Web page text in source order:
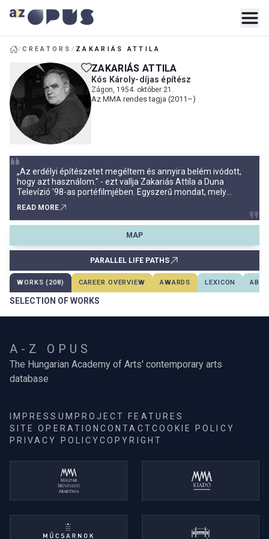
/CREATORS / ZAKARIÁS ATTILA
ZAKARIÁS ATTILA
Kós Károly-díjas építész
Zágon, 1954. október 21.
Az MMA rendes tagja (2011–)
„Az erdélyi építészetet megéltem és annyira belém ivódott,
hogy azt használom." - ezt vallja Zakariás Attila a Duna
Televízió '98-as portéfilmjében. Egyszerű mondat, mely
lényegét, úgy annak jellegében, mint abban a szerény,
majdhogynem alázatos felismerésben, hogy művészetének
READ MORE
MAP
PARALLEL LIFE PATHS
WORKS (208) CAREER OVERVIEW AWARDS LEXICON
SELECTION OF WORKS
A-Z OPUS
The Hungarian Academy of Arts' contemporary arts
database
IMPRESSUM PROJECT FEATURES
SITE OPERATIONCONTACTCOOKIE POLICY
PRIVACY POLICYCOPYRIGHT